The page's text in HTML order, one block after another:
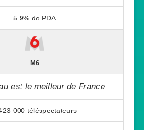
5.9%
M6
est le meilleur de France
000